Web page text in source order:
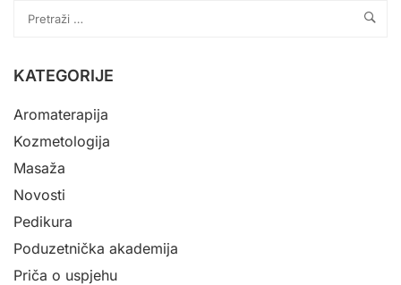
KATEGORIJE
Aromaterapija
Kozmetologija
Masaža
Novosti
Pedikura
Poduzetnička akademija
Priča o uspjehu